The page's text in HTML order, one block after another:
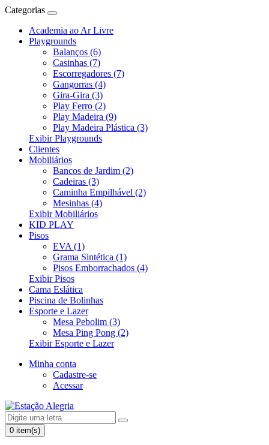
Categorias
Academia ao Ar Livre
Playgrounds
Balanços (6)
Casinhas (7)
Escorregadores (7)
Gangorras (4)
Gira-Gira (3)
Play Ferro (2)
Play Madeira (9)
Play Madeira Plástica (3)
Exibir Playgrounds
Clientes
Mobiliários
Bancos de Jardim (2)
Cadeiras (3)
Caminha Empilhável (2)
Mesinhas (4)
Exibir Mobiliários
KID PLAY
Pisos
EVA (1)
Grama Sintética (1)
Pisos Emborrachados (4)
Exibir Pisos
Cama Eslática
Piscina de Bolinhas
Esporte e Lazer
Mesa Pebolim (3)
Mesa Ping Pong (2)
Exibir Esporte e Lazer
Minha conta
Cadastre-se
Acessar
0 item(s)